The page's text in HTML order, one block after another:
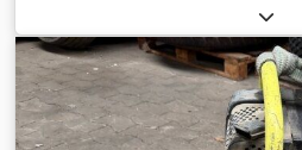
équipé d’un moteur diesel HATZ
5 kW. Cette machine est conçue
professionnels de pavage, de
compactage du sol, des pavés,
l’asphalte. Appareil entièrement
allemande robuste. L’état visuel